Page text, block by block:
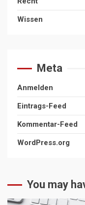
Wissen
Meta
Anmelden
Eintrags-Feed
Kommentar-Feed
WordPress.org
You may